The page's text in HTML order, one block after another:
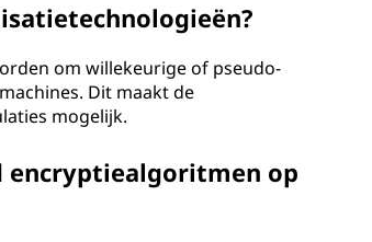
om willekeurige of pseudo-
Dit maakt de
mogelijk.
encryptiealgoritmen op